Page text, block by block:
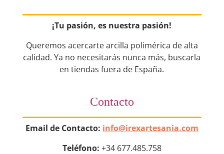
¡Tu pasión, es nuestra pasión!
Queremos acercarte arcilla polimérica de alta
calidad. Ya no necesitarás nunca más, buscarla
en tiendas fuera de España.
Contacto
Email de Contacto: info@irexartesania.com
Teléfono: +34 677.485.758